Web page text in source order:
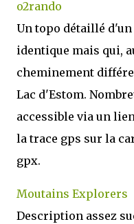
o2rando
Un topo détaillé
identique mais qui,
cheminement
Lac d'Estom.
accessible via un
la trace gps sur la
gpx.
Moutains Explorers
Description assez